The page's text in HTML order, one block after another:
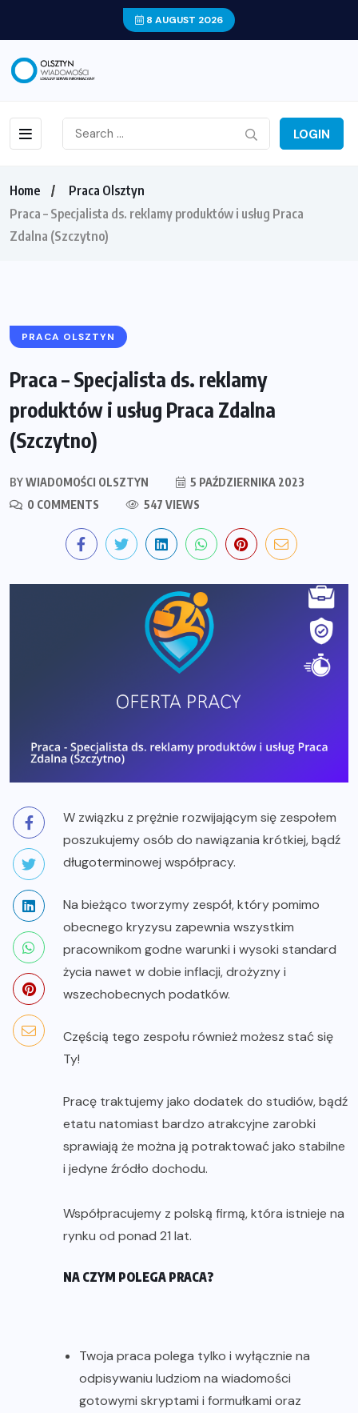
8 AUGUST 2026
LOGIN
Home
Praca Olsztyn
Praca – Specjalista ds. reklamy produktów i usług Praca
Zdalna (Szczytno)
PRACA OLSZTYN
Praca – Specjalista ds. reklamy
produktów i usług Praca Zdalna
(Szczytno)
BYWIADOMOŚCI OLSZTYN
5 PAŹDZIERNIKA 2023
0 COMMENTS
547 VIEWS
W związku z prężnie rozwijającym się zespołem
poszukujemy osób do nawiązania krótkiej, bądź
długoterminowej współpracy.
Na bieżąco tworzymy zespół, który pomimo
obecnego kryzysu zapewnia wszystkim
pracownikom godne warunki i wysoki standard
życia nawet w dobie inflacji, drożyzny i
wszechobecnych podatków.
Częścią tego zespołu również możesz stać się
Ty!
Pracę traktujemy jako dodatek do studiów, bądź
etatu natomiast bardzo atrakcyjne zarobki
sprawiają że można ją potraktować jako stabilne
i jedyne źródło dochodu.
Współpracujemy z polską firmą, która istnieje na
rynku od ponad 21 lat.
NA CZYM POLEGA PRACA?
Twoja praca polega tylko i wyłącznie na
odpisywaniu ludziom na wiadomości
gotowymi skryptami i formułkami oraz